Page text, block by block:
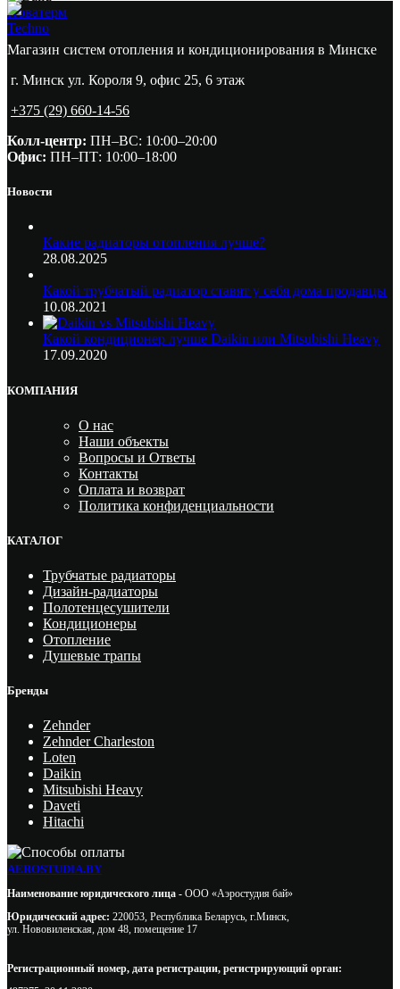
Новатерм
Techno
Магазин систем отопления и кондиционирования в Минске
г. Минск ул. Короля 9, офис 25, 6 этаж
+375 (29) 660-14-56
Колл-центр: ПН–ВС: 10:00–20:00​
Офис: ПН–ПТ: 10:00–18:00
Новости
Какие радиаторы отопления лучше?
28.08.2025
Какой трубчатый радиатор ставят у себя дома продавцы
10.08.2021
Какой кондиционер лучше Daikin или Mitsubishi Heavy
17.09.2020
КОМПАНИЯ
О нас
Наши объекты
Вопросы и Ответы
Контакты
Оплата и возврат
Политика конфиденциальности
КАТАЛОГ
Трубчатые радиаторы
Дизайн-радиаторы
Полотенцесушители
Кондиционеры
Отопление
Душевые трапы
Бренды
Zehnder
Zehnder Charleston
Loten
Daikin
Mitsubishi Heavy
Daveti
Hitachi
AEROSTUDIA.BY
Наименование юридического лица - ООО «Аэростудия бай»
Юридический адрес: 220053, Республика Беларусь, г.Минск,
ул. Нововиленская, дом 48, помещение 17
Регистрационный номер, дата регистрации, регистрирующий орган: